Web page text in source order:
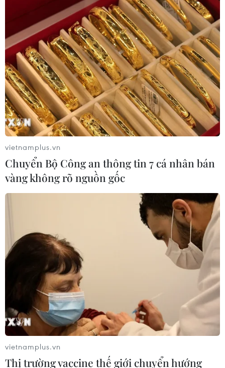
TIN CÙNG CHUYÊN MỤC
Phim Việt tham dự Liên hoan phim
07/08/2026 15:44
Doanh thu Người Nhện tăng nhanh
tại phòng vé Việt
03/08/2026 07:17
Phim huyền sử "Hộ linh tráng sỹ"
vietnamplus.vn
Chuyển Bộ Công an thông tin 7 cá nhân bán
vàng không rõ nguồn gốc
vietnamplus.vn
Thị trường vaccine thế giới chuyển hướng